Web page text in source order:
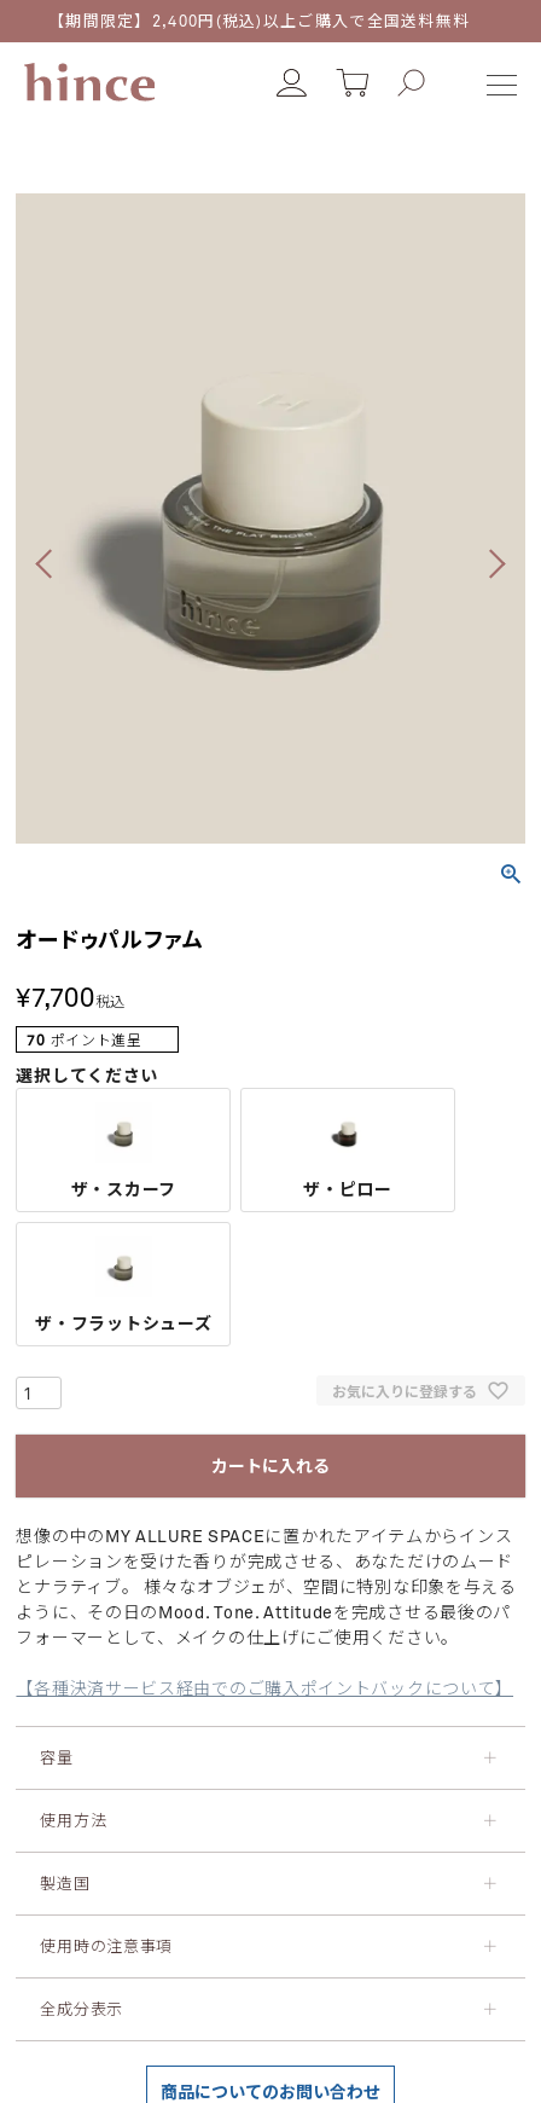
【期間限定】2,400円(税込)以上ご購入で全国送料無料
オードゥパルファム
¥7,700税込
70 ポイント進呈
選択してください
ザ・スカーフ ザ・ピロー
ザ・フラットシューズ
お気に入りに登録する
カートに入れる
想像の中のMY ALLURE SPACEに置かれたアイテムからインス
ピレーションを受けた香りが完成させる、あなただけのムード
とナラティブ。 様々なオブジェが、空間に特別な印象を与える
ように、その日のMood. Tone. Attitudeを完成させる最後のパ
フォーマーとして、メイクの仕上げにご使用ください。
【各種決済サービス経由でのご購入ポイントバックについて】
容量 ＋
使用方法 ＋
製造国 ＋
使用時の注意事項 ＋
全成分表示 ＋
商品についてのお問い合わせ